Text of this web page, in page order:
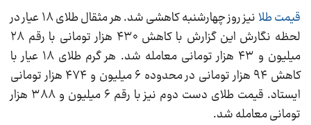
قیمت طلا
نیز روز چهارشنبه کاهشی شد. هر مثقال طلای ۱۸ عیار در
لحظه نگارش این گزارش با کاهش ۴۳۰ هزار تومانی با رقم ۲۸
میلیون و ۴۳ هزار تومانی معامله شد. هر گرم طلای ۱۸ عیار با
کاهش ۹۴ هزار تومانی در محدوده ۶ میلیون و ۴۷۴ هزار تومانی
ایستاد. قیمت طلای دست دوم نیز با رقم ۶ میلیون و ۳۸۸ هزار
تومانی معامله شد.